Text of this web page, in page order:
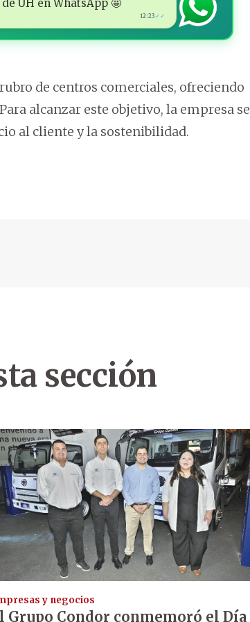
ÚH en WhatsApp 🤩
12:23 ✓✓
de centros comerciales, ofreciendo
alcanzar este objetivo, la empresa se
al cliente y la sostenibilidad.
sección
y negocios
Grupo Condor conmemoró el Día